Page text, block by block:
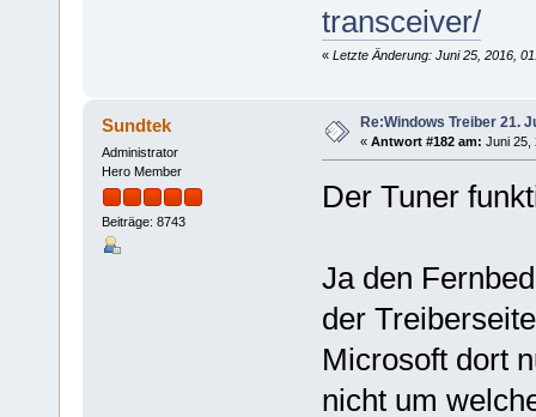
transceiver/
« Letzte Änderung: Juni 25, 2016,
Sundtek
Administrator
Hero Member
Beiträge: 8743
Re:Windows Treiber 21.
« Antwort #182 am: Juni 25,
Der Tuner
Ja den
der
Microsoft dort
nicht um